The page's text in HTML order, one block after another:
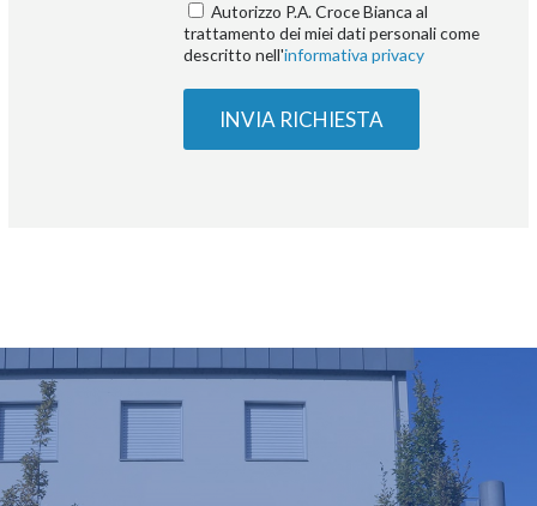
Autorizzo P.A. Croce Bianca al
trattamento dei miei dati personali come
descritto nell'informativa privacy